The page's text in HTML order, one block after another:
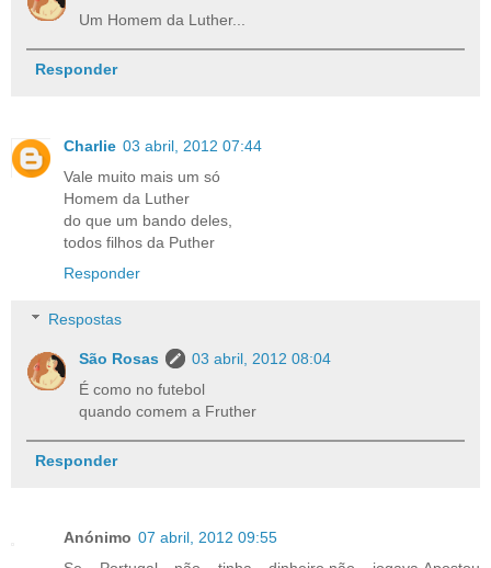
Um Homem da Luther...
Responder
Charlie 03 abril, 2012 07:44
Vale muito mais um só
Homem da Luther
do que um bando deles,
todos filhos da Puther
Responder
Respostas
São Rosas
03 abril, 2012 08:04
É como no futebol
quando comem a Fruther
Responder
Anónimo 07 abril, 2012 09:55